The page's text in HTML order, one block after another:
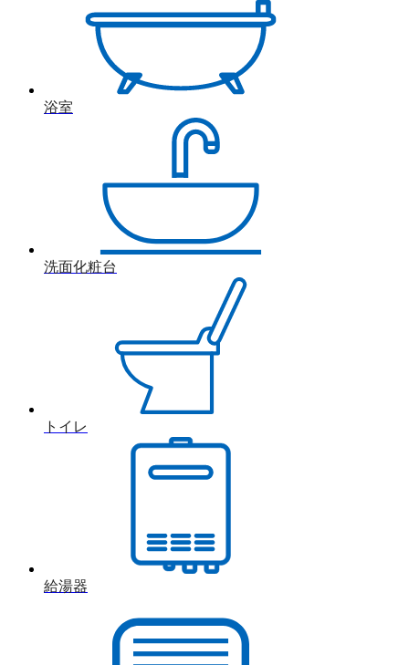
浴室
洗面化粧台
トイレ
給湯器